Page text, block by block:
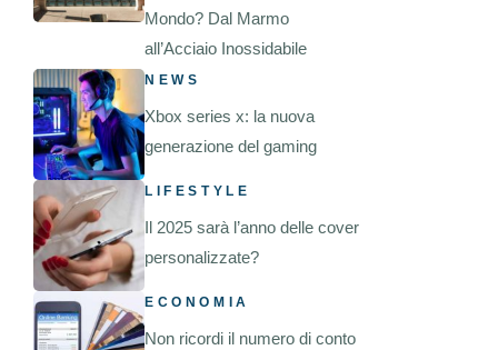
Mondo? Dal Marmo
all’Acciaio Inossidabile
NEWS
Xbox series x: la nuova
generazione del gaming
LIFESTYLE
Il 2025 sarà l’anno delle cover
personalizzate?
ECONOMIA
Non ricordi il numero di conto